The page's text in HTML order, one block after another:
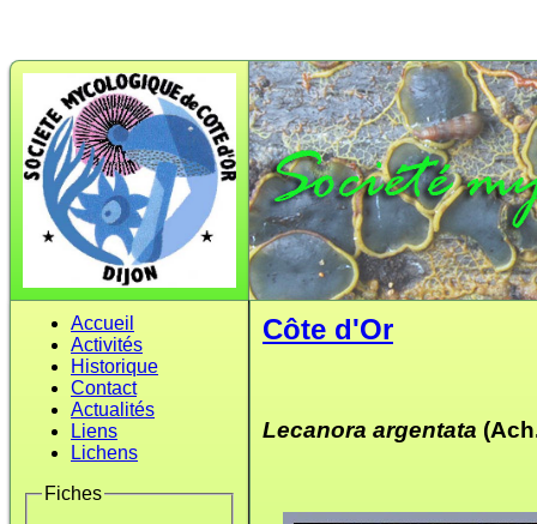
Accueil
Activités
Historique
Contact
Actualités
Liens
Lichens
Fiches
Côte d'Or
Lecanora argentata